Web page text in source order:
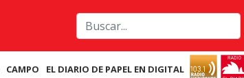
CAMPO EL DIARIO DE PAPEL EN DIGITAL